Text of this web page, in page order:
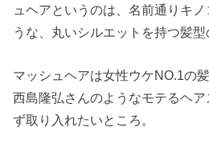
ュヘアというのは、名前通りキ
うな、丸いシルエットを持つ髪型
マッシュヘアは女性ウケNO.1の
西島隆弘さんのようなモテるヘ
ず取り入れたいところ。